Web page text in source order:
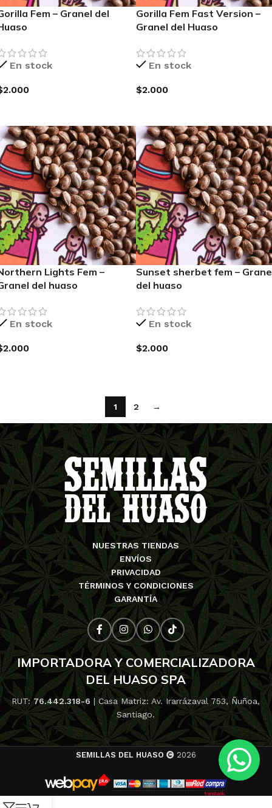
Fem – Granel del
En stock
2.000
Gorilla Fem Fast Version –
Granel del Huaso
En stock
$2.000
Lights Fem –
del huaso
En stock
2.000
Sunset sherbet fem –
del huaso
En stock
$2.000
1 2 →
NUESTRAS TIENDAS
ENVÍOS
PRIVACIDAD
TÉRMINOS Y CONDICIONES
GARANTÍA
IMPORTADORA Y COMERCIALIZADORA
DEL HUASO SPA
RUT:76.442.318-6 | Casa Matriz: Av. Irarrázaval 753, Ñuñoa,
Santiago.
SEMILLAS DEL HUASO 2026